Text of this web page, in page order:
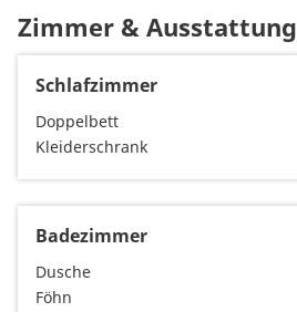
Zimmer & Ausstattung
Schlafzimmer
Doppelbett
Kleiderschrank
Badezimmer
Dusche
Föhn